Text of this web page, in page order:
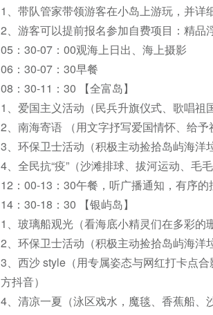
1、带队管家带领游客在小岛上游玩，并详
2、游客可以提前报名参加自费项目：精品
05：30-07：00观海上日出、海上摄影
06：30-07：30早餐
08：30-11：30 【全富岛】
1、爱国主义活动（民兵升旗仪式、歌唱祖
2、南海寄语 （用文字抒写爱国情怀、给予
3、环保卫士活动（积极主动捡拾岛屿海洋
4、全民抗“疫”（沙滩排球、拔河运动、毛
12：00-13：30午餐，听广播通知，有序
14：30-18：30 【银屿岛】
1、玻璃船观光（看海底小精灵们在多彩的
2、环保卫士活动（积极主动捡拾岛屿海洋
3、西沙 style（用专属姿态与网红打卡点
方抖音）
4、清凉一夏（泳区戏水，魔毯、香蕉船、